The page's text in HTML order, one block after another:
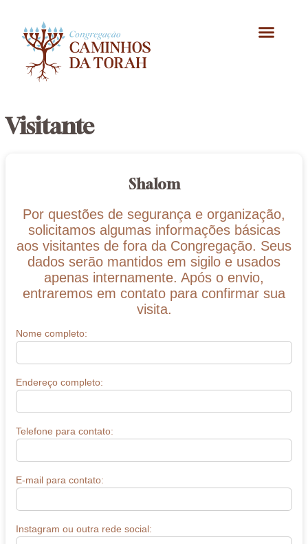
Visitante
Shalom
Por questões de segurança e organização,
solicitamos algumas informações básicas
aos visitantes de fora da Congregação. Seus
dados serão mantidos em sigilo e usados
apenas internamente. Após o envio,
entraremos em contato para confirmar sua
visita.
Nome completo:
Endereço completo:
Telefone para contato:
E-mail para contato:
Instagram ou outra rede social: